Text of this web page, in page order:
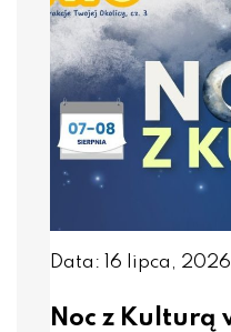
Data: 16 lipca, 2026
Noc z Kulturą